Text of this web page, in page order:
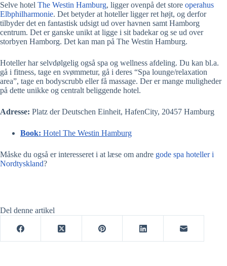
Selve hotel The Westin Hamburg, ligger ovenpå det store operahus
Elbphilharmonie. Det betyder at hoteller ligger ret højt, og derfor
tilbyder det en fantastisk udsigt ud over havnen samt Hamborg
centrum. Det er ganske unikt at ligge i sit badekar og se ud over
storbyen Hamborg. Det kan man på The Westin Hamburg.
Hoteller har selvdølgelig også spa og wellness afdeling. Du kan bl.a.
gå i fitness, tage en svømmetur, gå i deres “Spa lounge/relaxation
area”, tage en bodyscrubb eller få massage. Der er mange muligheder
på dette unikke og centralt beliggende hotel.
Adresse: Platz der Deutschen Einheit, HafenCity, 20457 Hamburg
Book: Hotel The Westin Hamburg
Måske du også er interesseret i at læse om andre gode spa hoteller i
Nordtyskland?
Del denne artikel